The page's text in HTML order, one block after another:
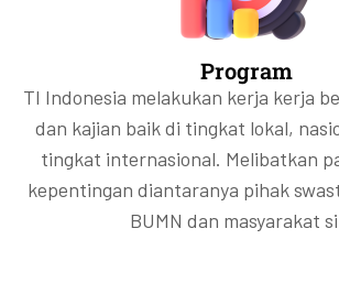
Program
TI Indonesia melakukan kerja kerja
dan kajian baik di tingkat lokal,
tingkat internasional. Melibatkan
kepentingan diantaranya pihak
BUMN dan masyarakat